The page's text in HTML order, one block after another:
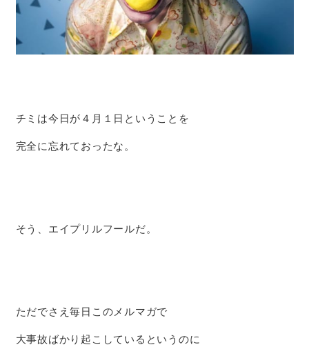
チミは今日が４月１日ということを
完全に忘れておったな。
そう、エイプリルフールだ。
ただでさえ毎日このメルマガで
大事故ばかり起こしているというのに